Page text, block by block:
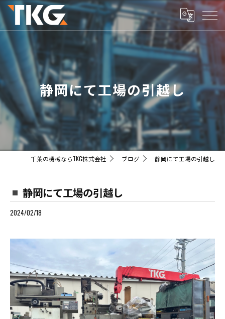
静岡にて工場の引越し
千葉の機械ならTKG株式会社 ブログ 静岡にて工場の引越し
静岡にて工場の引越し
2024/02/18